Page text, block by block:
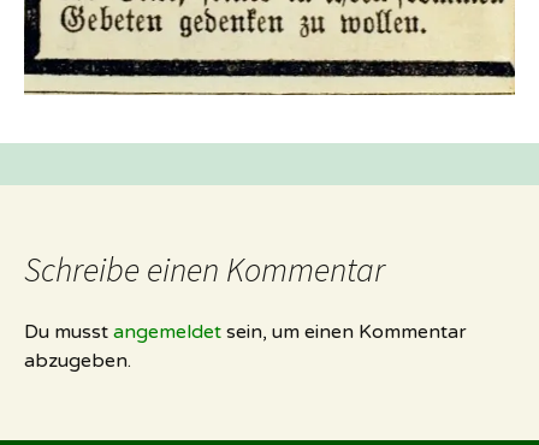
Schreibe einen Kommentar
Du musst angemeldet sein, um einen Kommentar
abzugeben.